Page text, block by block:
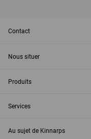
Contact
Nous situer
Produits
Services
Au sujet de Kinnarps